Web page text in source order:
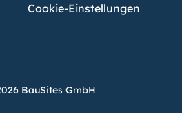
Cookie-Einstellungen
BauSites GmbH